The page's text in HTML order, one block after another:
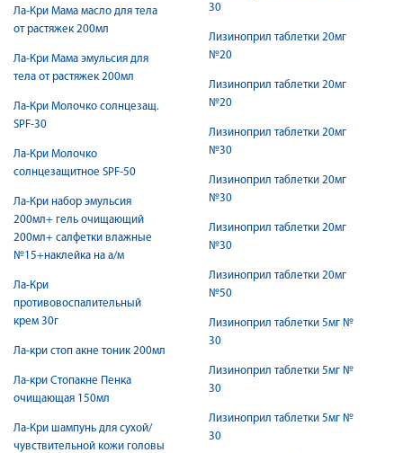
Ла-Кри Мама масло для тела
от растяжек 200мл
Ла-Кри Мама эмульсия для
тела от растяжек 200мл
Ла-Кри Молочко солнцезащ.
SPF-30
Ла-Кри Молочко
солнцезащитное SPF-50
Ла-Кри набор эмульсия
200мл+ гель очищающий
200мл+ салфетки влажные
№15+наклейка на а/м
Ла-Кри
противовоспалительный
крем 30г
Ла-кри стоп акне тоник 200мл
Ла-кри Стопакне Пенка
очищающая 150мл
Ла-Кри шампунь для сухой/
чувствительной кожи головы
30
Лизиноприл таблетки 20мг
№20
Лизиноприл таблетки 20мг
№20
Лизиноприл таблетки 20мг
№30
Лизиноприл таблетки 20мг
№30
Лизиноприл таблетки 20мг
№30
Лизиноприл таблетки 20мг
№50
Лизиноприл таблетки 5мг №
30
Лизиноприл таблетки 5мг №
30
Лизиноприл таблетки 5мг №
30